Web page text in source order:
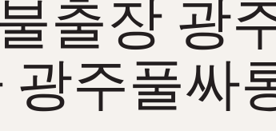
출장 광
광주풀싸